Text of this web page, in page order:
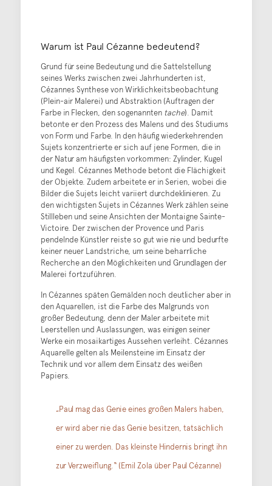
Warum ist Paul Cézanne bedeutend?
Grund für seine Bedeutung und die Sattelstellung
seines Werks zwischen zwei Jahrhunderten ist,
Cézannes Synthese von Wirklichkeitsbeobachtung
(Plein-air Malerei) und Abstraktion (Auftragen der
Farbe in Flecken, den sogenannten tache). Damit
betonte er den Prozess des Malens und des Studiums
von Form und Farbe. In den häufig wiederkehrenden
Sujets konzentrierte er sich auf jene Formen, die in
der Natur am häufigsten vorkommen: Zylinder, Kugel
und Kegel. Cézannes Methode betont die Flächigkeit
der Objekte. Zudem arbeitete er in Serien, wobei die
Bilder die Sujets leicht variiert durchdeklinieren. Zu
den wichtigsten Sujets in Cézannes Werk zählen seine
Stillleben und seine Ansichten der Montaigne Sainte-
Victoire. Der zwischen der Provence und Paris
pendelnde Künstler reiste so gut wie nie und bedurfte
keiner neuer Landstriche, um seine beharrliche
Recherche an den Möglichkeiten und Grundlagen der
Malerei fortzuführen.
In Cézannes späten Gemälden noch deutlicher aber in
den Aquarellen, ist die Farbe des Malgrunds von
großer Bedeutung, denn der Maler arbeitete mit
Leerstellen und Auslassungen, was einigen seiner
Werke ein mosaikartiges Aussehen verleiht. Cézannes
Aquarelle gelten als Meilensteine im Einsatz der
Technik und vor allem dem Einsatz des weißen
Papiers.
„Paul mag das Genie eines großen Malers haben,
er wird aber nie das Genie besitzen, tatsächlich
einer zu werden. Das kleinste Hindernis bringt ihn
zur Verzweiflung.“ (Emil Zola über Paul Cézanne)